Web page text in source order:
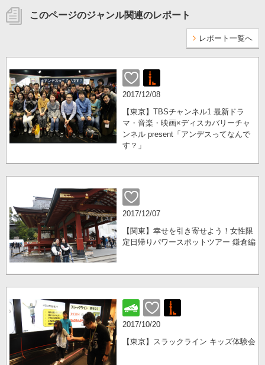
このページのジャンル関連のレポート
レポート一覧へ
2017/12/08
【東京】TBSチャンネル1 最新ドラ
マ・音楽・映画×ディスカバリーチャ
ンネル present「アンデスってなんで
す？」
2017/12/07
【関東】幸せを引き寄せよう！女性限
定日帰りパワースポットツアー 鎌倉編
2017/10/20
【東京】スラックライン キッズ体験会